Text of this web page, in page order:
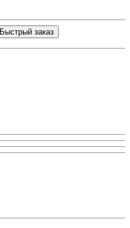
Быстрый заказ